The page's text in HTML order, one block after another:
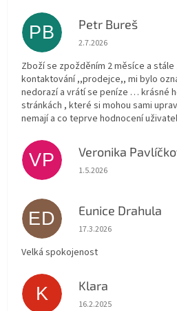
PB Petr Bureš
Hodnocení obchodu je 1
2.7.2026
Zboží se zpožděním 2 měsíce a stále
kontaktování ,,prodejce,, mi bylo
nedorazí a vrátí se peníze … krásné
stránkách , které si mohou sami
nemají a co teprve hodnocení
VP Veronika
Hodnocení obchodu je 5
1.5.2026
ED Eunice Drahula
Hodnocení obchodu je 5
17.3.2026
Velká spokojenost
K Klara
Hodnocení obchodu je 5
16.2.2025